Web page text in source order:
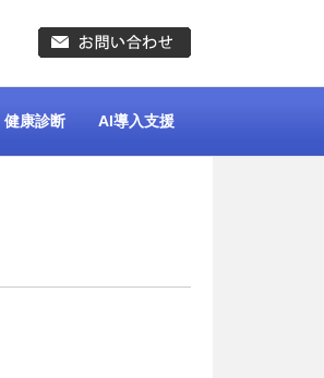
健康診断 AI導入支援